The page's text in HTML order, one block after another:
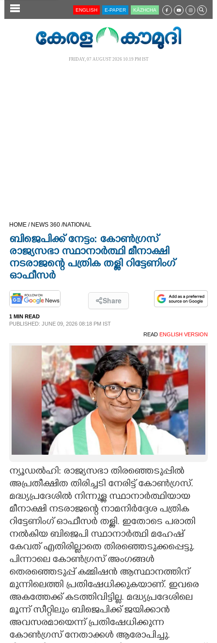
SECTIONS
CINEMA
OPINION
CARTOONS
LITERATURE
ZOOM
CONTACT US
ENGLISH E-PAPER KĀZHCHA
FRIDAY, 07 AUGUST 2026 10.19 PM IST
HOME / NEWS 360 /NATIONAL
ബിജെപിക്ക് നേട്ടം: കോൺഗ്രസ്
രാജ്യസഭാ സ്ഥാനാർത്ഥി മീനാക്ഷി
നടരാജന്റെ പത്രിക തള്ളി റിട്ടേണിംഗ്
ഓഫീസർ
Share
1 MIN READ
PUBLISHED: JUNE 09, 2026 08:18 PM IST
READ ENGLISH VERSION
ന്യൂഡൽഹി: രാജ്യസഭാ തിരഞ്ഞെടുപ്പിൽ
അപ്രതീക്ഷിത തിരിച്ചടി നേരിട്ട് കോൺഗ്രസ്.
മദ്ധ്യപ്രദേശിൽ നിന്നുള്ള സ്ഥാനാർത്ഥിയായ
മീനാക്ഷി നടരാജന്റെ നാമനിർദ്ദേശ പത്രിക
റിട്ടേണിംഗ് ഓഫീസർ തള്ളി. ഇതോടെ പരാതി
നൽകിയ ബിജെപി സ്ഥാനാർത്ഥി മഹേഷ്
കേവത് എതിരില്ലാതെ തിരഞ്ഞെടുക്കപ്പെട്ടു.
പിന്നാലെ കോൺഗ്രസ് അംഗങ്ങൾ
തെരഞ്ഞെടുപ്പ് കമ്മിഷൻ ആസ്ഥാനത്തിന്
മുന്നിലെത്തി പ്രതിഷേധിക്കുകയാണ്. ഇവരെ
അകത്തേക്ക് ‌കടത്തിവിട്ടില്ല. മദ്ധ്യപ്രദേശിലെ
മൂന്ന് സീറ്റിലും ബിജെപിക്ക് ജയിക്കാൻ
അവസരമായെന്ന് പ്രതിഷേധിക്കുന്ന
കോൺഗ്രസ് നേതാക്കൾ ആരോപിച്ചു.